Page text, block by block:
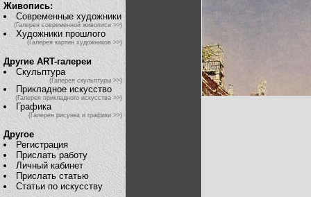
Живопись:
Современные художники
(Галерея современной живописи >>)
Художники прошлого
(Галерея картин художников >>)
Другие ART-галереи
Скульптура
(Галерея скульптуры >>)
Прикладное искусство
(Галерея прикладного искусства >>)
Графика
(Галерея рисунка и графики >>)
Другое
Регистрация
Прислать работу
Личный кабинет
Прислать статью
Статьи по искусству